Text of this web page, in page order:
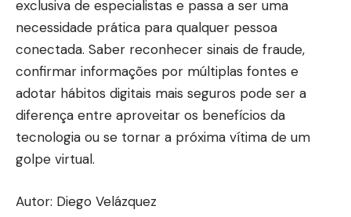
exclusiva de especialistas e passa a ser uma
necessidade prática para qualquer pessoa
conectada. Saber reconhecer sinais de fraude,
confirmar informações por múltiplas fontes e
adotar hábitos digitais mais seguros pode ser a
diferença entre aproveitar os benefícios da
tecnologia ou se tornar a próxima vítima de um
golpe virtual.
Autor: Diego Velázquez